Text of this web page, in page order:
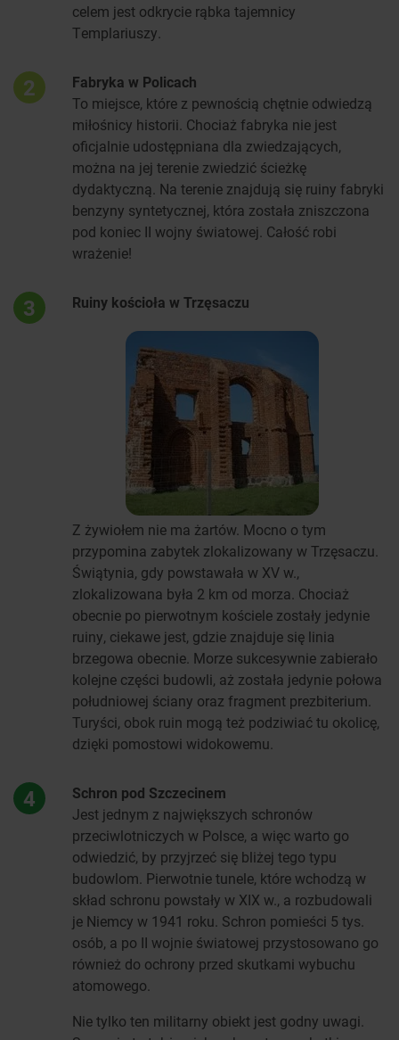
celem jest odkrycie rąbka tajemnicy
Templariuszy.
2
Fabryka w Policach
To miejsce, które z pewnością chętnie odwiedzą
miłośnicy historii. Chociaż fabryka nie jest
oficjalnie udostępniana dla zwiedzających,
można na jej terenie zwiedzić ścieżkę
dydaktyczną. Na terenie znajdują się ruiny fabryki
benzyny syntetycznej, która została zniszczona
pod koniec II wojny światowej. Całość robi
wrażenie!
3 Ruiny kościoła w Trzęsaczu
Z żywiołem nie ma żartów. Mocno o tym
przypomina zabytek zlokalizowany w Trzęsaczu.
Świątynia, gdy powstawała w XV w.,
zlokalizowana była 2 km od morza. Chociaż
obecnie po pierwotnym kościele zostały jedynie
ruiny, ciekawe jest, gdzie znajduje się linia
brzegowa obecnie. Morze sukcesywnie zabierało
kolejne części budowli, aż została jedynie połowa
południowej ściany oraz fragment prezbiterium.
Turyści, obok ruin mogą też podziwiać tu okolicę,
dzięki pomostowi widokowemu.
4
Schron pod Szczecinem
Jest jednym z największych schronów
przeciwlotniczych w Polsce, a więc warto go
odwiedzić, by przyjrzeć się bliżej tego typu
budowlom. Pierwotnie tunele, które wchodzą w
skład schronu powstały w XIX w., a rozbudowali
je Niemcy w 1941 roku. Schron pomieści 5 tys.
osób, a po II wojnie światowej przystosowano go
również do ochrony przed skutkami wybuchu
atomowego.
Nie tylko ten militarny obiekt jest godny uwagi.